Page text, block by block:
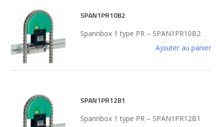
SPAN1PR10B2
Spannbox 1 type PR – SPAN1PR10B2
Ajouter au panier
SPAN1PR12B1
Spannbox 1 type PR – SPAN1PR12B1